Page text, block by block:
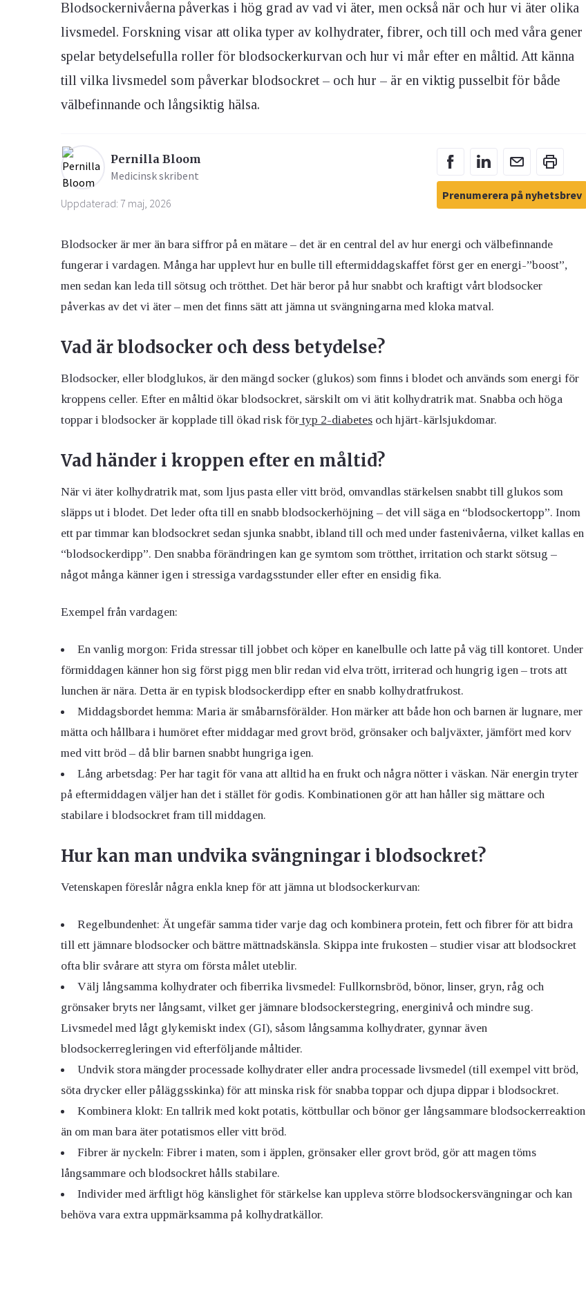
Ögon & Öron
Övervikt
Blodsockernivåerna påverkas i hög grad av vad vi äter, men också när och hur vi äter olika
livsmedel. Forskning visar att olika typer av kolhydrater, fibrer, och till och med våra gener
spelar betydelsefulla roller för blodsockerkurvan och hur vi mår efter en måltid. Att känna
till vilka livsmedel som påverkar blodsockret – och hur – är en viktig pusselbit för både
välbefinnande och långsiktig hälsa.
Pernilla Bloom
Medicinsk skribent
Uppdaterad: 7 maj, 2026
Prenumerera på nyhetsbrev
Blodsocker är mer än bara siffror på en mätare – det är en central del av hur energi och välbefinnande
fungerar i vardagen. Många har upplevt hur en bulle till eftermiddagskaffet först ger en energi-”boost”,
men sedan kan leda till sötsug och trötthet. Det här beror på hur snabbt och kraftigt vårt blodsocker
påverkas av det vi äter – men det finns sätt att jämna ut svängningarna med kloka matval.
Vad är blodsocker och dess betydelse?
Blodsocker, eller blodglukos, är den mängd socker (glukos) som finns i blodet och används som energi för
kroppens celler. Efter en måltid ökar blodsockret, särskilt om vi ätit kolhydratrik mat. Snabba och höga
toppar i blodsocker är kopplade till ökad risk för typ 2-diabetes och hjärt-kärlsjukdomar.
Vad händer i kroppen efter en måltid?
När vi äter kolhydratrik mat, som ljus pasta eller vitt bröd, omvandlas stärkelsen snabbt till glukos som
släpps ut i blodet. Det leder ofta till en snabb blodsockerhöjning – det vill säga en “blodsockertopp”. Inom
ett par timmar kan blodsockret sedan sjunka snabbt, ibland till och med under fastenivåerna, vilket kallas en
“blodsockerdipp”. Den snabba förändringen kan ge symtom som trötthet, irritation och starkt sötsug –
något många känner igen i stressiga vardagsstunder eller efter en ensidig fika.
Exempel från vardagen:
En vanlig morgon: Frida stressar till jobbet och köper en kanelbulle och latte på väg till kontoret. Under
förmiddagen känner hon sig först pigg men blir redan vid elva trött, irriterad och hungrig igen – trots att
lunchen är nära. Detta är en typisk blodsockerdipp efter en snabb kolhydratfrukost.
Middagsbordet hemma: Maria är småbarnsförälder. Hon märker att både hon och barnen är lugnare, mer
mätta och hållbara i humöret efter middagar med grovt bröd, grönsaker och baljväxter, jämfört med korv
med vitt bröd – då blir barnen snabbt hungriga igen.
Lång arbetsdag: Per har tagit för vana att alltid ha en frukt och några nötter i väskan. När energin tryter
på eftermiddagen väljer han det i stället för godis. Kombinationen gör att han håller sig mättare och
stabilare i blodsockret fram till middagen.
Hur kan man undvika svängningar i blodsockret?
Vetenskapen föreslår några enkla knep för att jämna ut blodsockerkurvan:
Regelbundenhet: Ät ungefär samma tider varje dag och kombinera protein, fett och fibrer för att bidra
till ett jämnare blodsocker och bättre mättnadskänsla. Skippa inte frukosten – studier visar att blodsockret
ofta blir svårare att styra om första målet uteblir.
Välj långsamma kolhydrater och fiberrika livsmedel: Fullkornsbröd, bönor, linser, gryn, råg och
grönsaker bryts ner långsamt, vilket ger jämnare blodsockerstegring, energinivå och mindre sug.
Livsmedel med lågt glykemiskt index (GI), såsom långsamma kolhydrater, gynnar även
blodsockerregleringen vid efterföljande måltider.
Undvik stora mängder processade kolhydrater eller andra processade livsmedel (till exempel vitt bröd,
söta drycker eller påläggsskinka) för att minska risk för snabba toppar och djupa dippar i blodsockret.
Kombinera klokt: En tallrik med kokt potatis, köttbullar och bönor ger långsammare blodsockerreaktion
än om man bara äter potatismos eller vitt bröd.
Fibrer är nyckeln: Fibrer i maten, som i äpplen, grönsaker eller grovt bröd, gör att magen töms
långsammare och blodsockret hålls stabilare.
Individer med ärftligt hög känslighet för stärkelse kan uppleva större blodsockersvängningar och kan
behöva vara extra uppmärksamma på kolhydratkällor.